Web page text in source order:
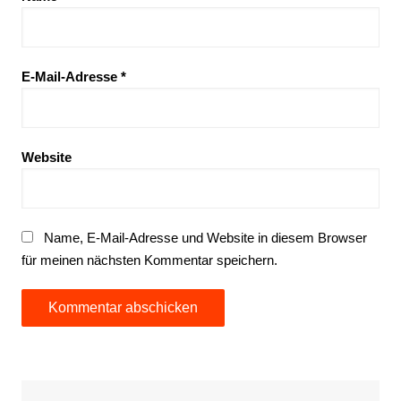
E-Mail-Adresse *
Website
Name, E-Mail-Adresse und Website in diesem Browser
für meinen nächsten Kommentar speichern.